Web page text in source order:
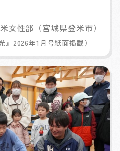
女性部（宮城県登米市）
』2026年1月号紙面掲載）